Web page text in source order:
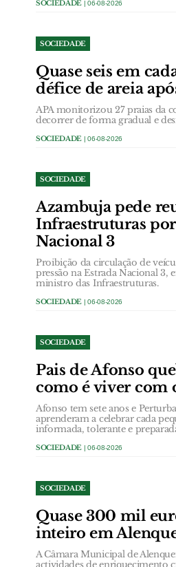
SOCIEDADE | 06-08-2026
SOCIEDADE
Quase seis em
défice de areia
APA monitorizou 27 praias da
decorrer de forma gradual e
SOCIEDADE | 06-08-2026
SOCIEDADE
Azambuja pede
Infraestruturas
Nacional 3
Proibição da circulação de
pressão na Estrada Nacional 3,
ministro das Infraestruturas.
SOCIEDADE | 06-08-2026
SOCIEDADE
Pais de Afonso
como é viver com
Afonso tem sete anos e
aprenderam a celebrar cada
informada, tolerante e
SOCIEDADE | 06-08-2026
SOCIEDADE
Quase 300 mil
inteiro em
A Câmara Municipal de
actividades de enriquecimento